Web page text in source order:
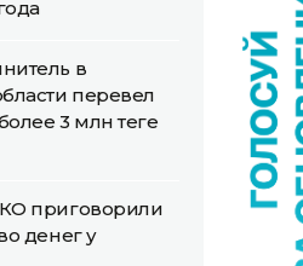
в
перевел
3 млн теңге
приговорили
денег у